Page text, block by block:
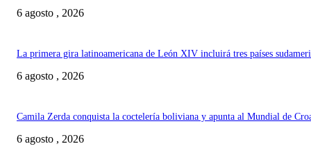
6 agosto , 2026
La primera gira latinoamericana de León XIV incluirá tres países
6 agosto , 2026
Camila Zerda conquista la coctelería boliviana y apunta al Mundial de
6 agosto , 2026